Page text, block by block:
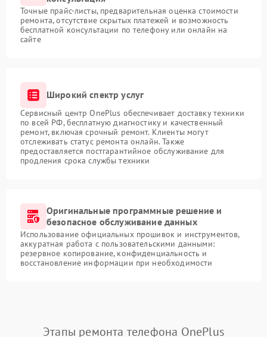
Точные прайс-листы, предварительная оценка стоимости
ремонта, отсутствие скрытых платежей и возможность
бесплатной консультации по телефону или онлайн на
сайте
Широкий спектр услуг
Сервисный центр OnePlus обеспечивает доставку техники
по всей РФ, бесплатную диагностику и качественный
ремонт, включая срочный ремонт. Клиенты могут
отслеживать статус ремонта онлайн. Также
предоставляется постгарантийное обслуживание для
продления срока службы техники
Оригинальные программные решение и
безопасное обслуживание данных
Использование официальных прошивок и инструментов,
аккуратная работа с пользовательскими данными:
резервное копирование, конфиденциальность и
восстановление информации при необходимости
Этапы ремонта телефона OnePlus